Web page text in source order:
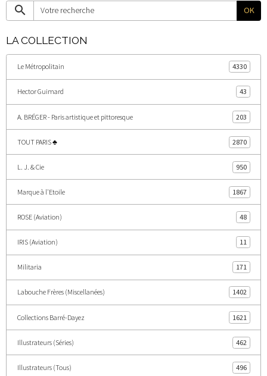
OK
LA COLLECTION
Le Métropolitain 4330
Hector Guimard 43
A. BRÉGER - Paris artistique et pittoresque 203
TOUT PARIS ♣ 2870
L. J. & Cie 950
Marque à l'Etoile 1867
ROSE (Aviation) 48
IRIS (Aviation) 11
Militaria 171
Labouche Frères (Miscellanées) 1402
Collections Barré-Dayez 1621
Illustrateurs (Séries) 462
Illustrateurs (Tous) 496